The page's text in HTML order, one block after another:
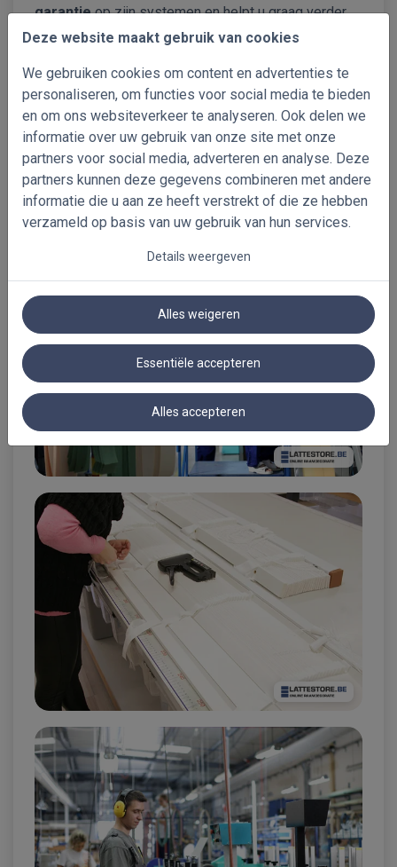
Deze website maakt gebruik van cookies
We gebruiken cookies om content en advertenties te
personaliseren, om functies voor social media te bieden
en om ons websiteverkeer te analyseren. Ook delen we
informatie over uw gebruik van onze site met onze
partners voor social media, adverteren en analyse. Deze
partners kunnen deze gegevens combineren met andere
informatie die u aan ze heeft verstrekt of die ze hebben
verzameld op basis van uw gebruik van hun services.
Details weergeven
Alles weigeren
Essentiële accepteren
Alles accepteren
garantieop zijn systemen en helpt u graag verder
bij vragen over bediening, montage of productkeuze.
en na uw bestelling. Ook op vlak van levering zetten
wij in op snelheid en duidelijkheid. Omdat uw
raamdecoratie speciaal op maat wordt
geproduceerd, combineren wij maatwerk met een zo
kort mogelijke levertermijn. De verwachte
productietermijn vindt u steeds terug op de
productpagina’s, zodat u precies weet waar u aan toe
bent.